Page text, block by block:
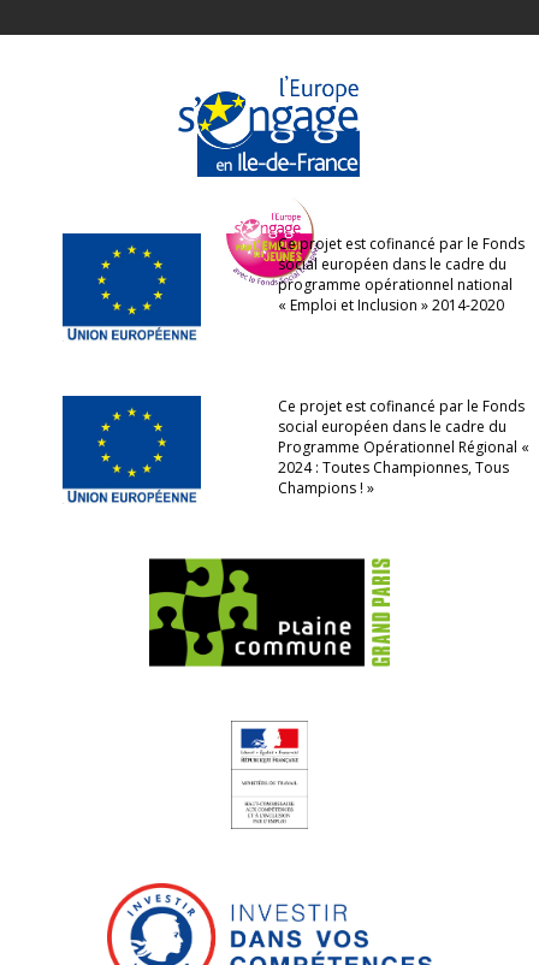
Ce projet est cofinancé par le Fonds
social européen dans le cadre du
programme opérationnel national
« Emploi et Inclusion » 2014-2020
Ce projet est cofinancé par le Fonds
social européen dans le cadre du
Programme Opérationnel Régional «
2024 : Toutes Championnes, Tous
Champions ! »